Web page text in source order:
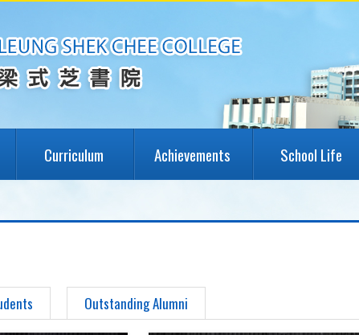
Curriculum Achievements School Life
Outstanding Alumni